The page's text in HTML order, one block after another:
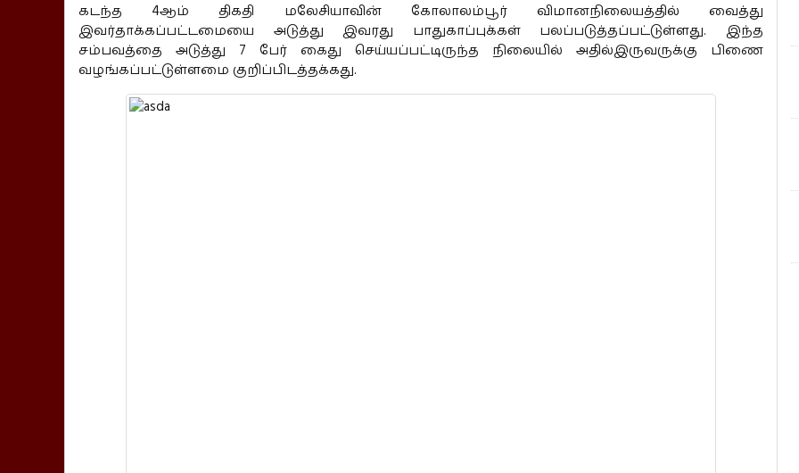
கடந்த 4ஆம் திகதி மலேசியாவின் கோலாலம்பூர் விமானநிலையத்தில் வைத்து
இவர்தாக்கப்பட்டமையை அடுத்து இவரது பாதுகாப்புக்கள் பலப்படுத்தப்பட்டுள்ளது. இந்த
சம்பவத்தை அடுத்து 7 பேர் கைது செய்யப்பட்டிருந்த நிலையில் அதில்இருவருக்கு பிணை
வழங்கப்பட்டுள்ளமை குறிப்பிடத்தக்கது.